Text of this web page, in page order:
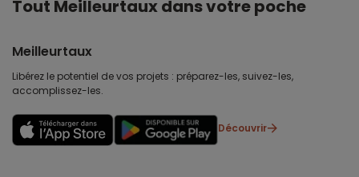
Tout Meilleurtaux dans votre poche
Meilleurtaux
Libérez le potentiel de vos projets : préparez-les, suivez-les,
accomplissez-les.
Découvrir